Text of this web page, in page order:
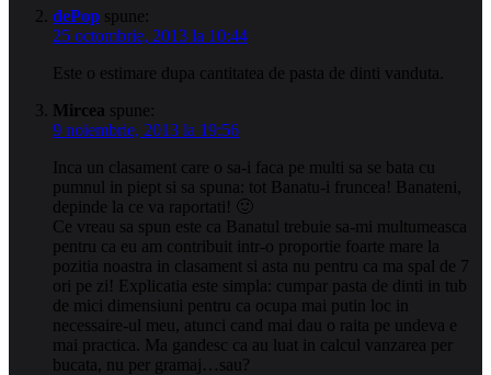
dePop spune:
25 octombrie, 2013 la 10:44
Este o estimare dupa cantitatea de pasta de dinti vanduta.
Mircea spune:
9 noiembrie, 2013 la 19:56
Inca un clasament care o sa-i faca pe multi sa se bata cu
pumnul in piept si sa spuna: tot Banatu-i fruncea! Banateni,
depinde la ce va raportati! 🙂
Ce vreau sa spun este ca Banatul trebuie sa-mi multumeasca
pentru ca eu am contribuit intr-o proportie foarte mare la
pozitia noastra in clasament si asta nu pentru ca ma spal de 7
ori pe zi! Explicatia este simpla: cumpar pasta de dinti in tub
de mici dimensiuni pentru ca ocupa mai putin loc in
necessaire-ul meu, atunci cand mai dau o raita pe undeva e
mai practica. Ma gandesc ca au luat in calcul vanzarea per
bucata, nu per gramaj…sau?